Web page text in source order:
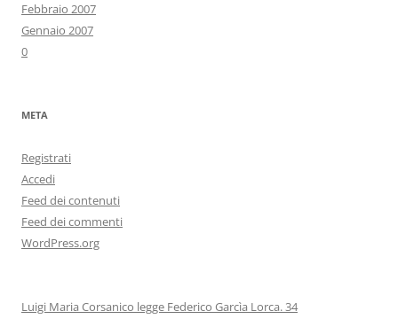
Febbraio 2007
Gennaio 2007
0
META
Registrati
Accedi
Feed dei contenuti
Feed dei commenti
WordPress.org
Luigi Maria Corsanico legge Federico Garcìa Lorca. 34